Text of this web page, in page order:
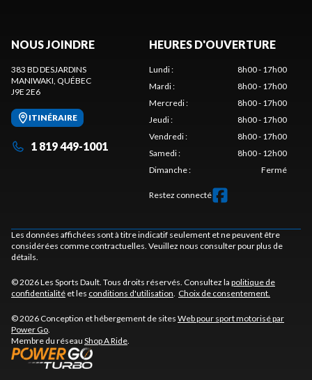
NOUS JOINDRE
383 BD DESJARDINS
MANIWAKI, QUÉBEC
J9E 2E6
ITINÉRAIRE
1 819 449-1001
HEURES D'OUVERTURE
Lundi:
8h00 - 17h00
Mardi:
8h00 - 17h00
Mercredi:
8h00 - 17h00
Jeudi:
8h00 - 17h00
Vendredi:
8h00 - 17h00
Samedi:
8h00 - 12h00
Dimanche: Fermé
Restez connecté
Les données affichées sont à titre indicatif seulement et ne peuvent être
considérées comme contractuelles. Veuillez nous consulter pour plus de
détails.
© 2026 Les Sports Dault. Tous droits réservés. Consultez la politique de
confidentialité et les conditions d'utilisation. Choix de consentement.
© 2026 Conception et hébergement de sites Web pour sport motorisé par
Power Go.
Membre du réseau Shop A Ride.